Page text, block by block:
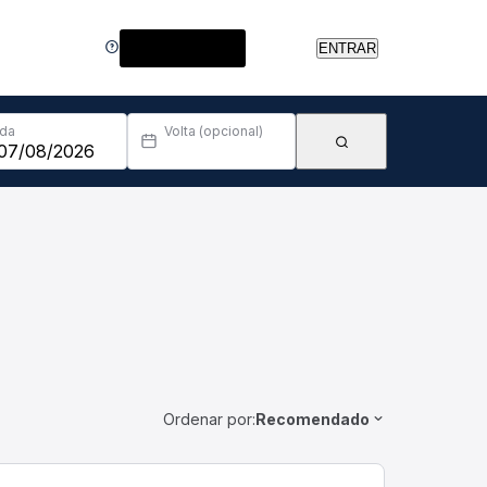
ENTRAR
Volta (opcional)
Ordenar por:Recomendado